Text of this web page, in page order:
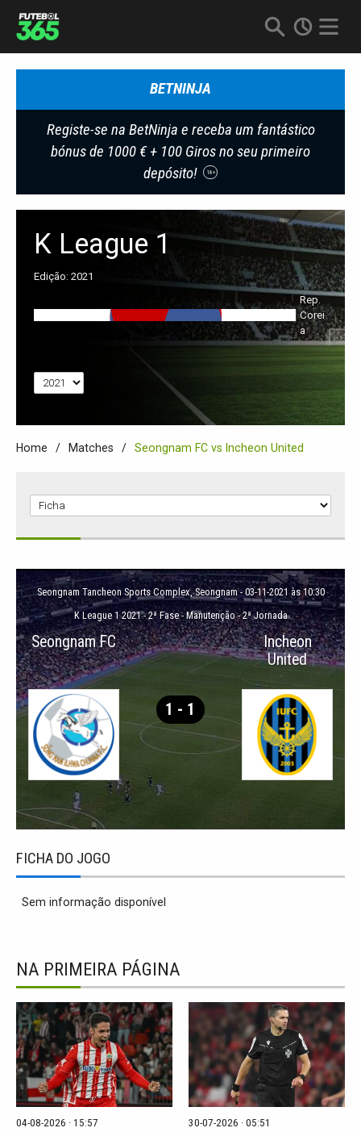
BETNINJA
Registe-se na BetNinja e receba um fantástico
bónus de 1000 € + 100 Giros no seu primeiro
depósito!
18+
K League 1
Edição: 2021
Rep.
Corei
A
Home Matches Seongnam FC vs Incheon United
Seongnam Tancheon Sports Complex, Seongnam - 03-11-2021 às 10:30
K League 1 2021-2ª Fase - Manutenção - 2ª Jornada
Seongnam FC
Incheon
United
1 - 1
FICHA DO JOGO
Sem informação disponível
NA PRIMEIRA PÁGINA
04-08-2026 · 15:57 30-07-2026 · 05:51